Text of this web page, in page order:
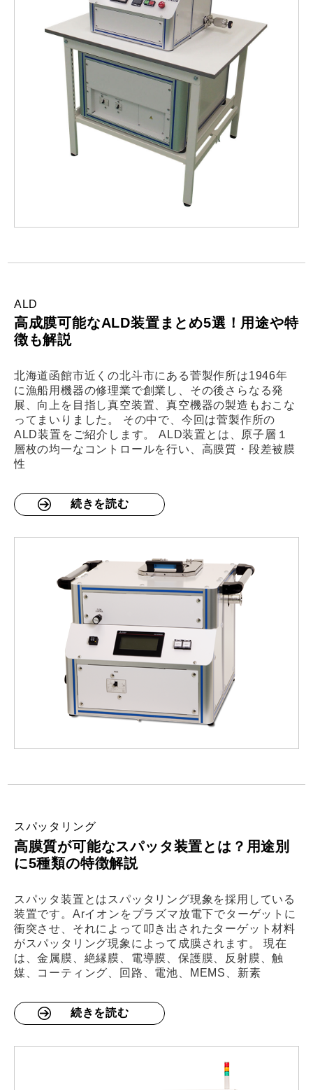
ALD
高成膜可能なALD装置まとめ5選！用途や特
徴も解説
北海道函館市近くの北斗市にある菅製作所は1946年
に漁船用機器の修理業で創業し、その後さらなる発
展、向上を目指し真空装置、真空機器の製造もおこな
ってまいりました。 その中で、今回は菅製作所の
ALD装置をご紹介します。 ALD装置とは、原子層１
層枚の均一なコントロールを行い、高膜質・段差被膜
性
続きを読む
スパッタリング
高膜質が可能なスパッタ装置とは？用途別
に5種類の特徴解説
スパッタ装置とはスパッタリング現象を採用している
装置です。Arイオンをプラズマ放電下でターゲットに
衝突させ、それによって叩き出されたターゲット材料
がスパッタリング現象によって成膜されます。 現在
は、金属膜、絶縁膜、電導膜、保護膜、反射膜、触
媒、コーティング、回路、電池、MEMS、新素
続きを読む